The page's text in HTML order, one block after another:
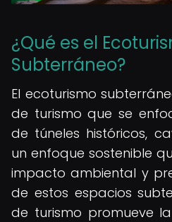
¿Qué es el
Subterráneo?
El ecoturismo
de turismo que se
de túneles históricos,
un enfoque sostenible
impacto ambiental y
de estos espacios
de turismo promueve